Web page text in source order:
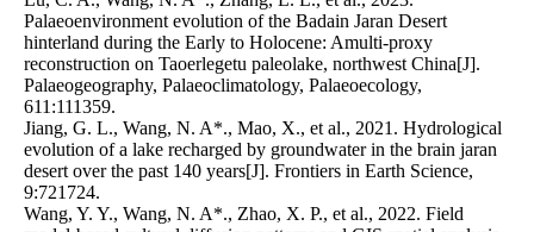
Palaeoenvironment evolution of the Badain Jaran Desert
hinterland during the Early to Holocene: Amulti-proxy
reconstruction on Taoerlegetu paleolake, northwest China[J].
Palaeogeography, Palaeoclimatology, Palaeoecology,
611:111359.
Jiang, G. L., Wang, N. A*., Mao, X., et al., 2021. Hydrological
evolution of a lake recharged by groundwater in the brain jaran
desert over the past 140 years[J]. Frontiers in Earth Science,
9:721724.
Wang, Y. Y., Wang, N. A*., Zhao, X. P., et al., 2022. Field